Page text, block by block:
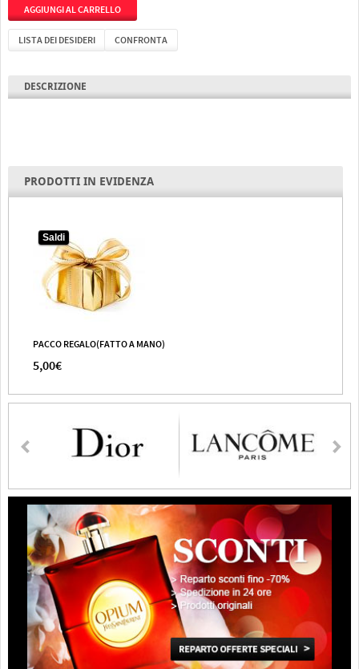
LISTA DEI DESIDERI CONFRONTA
DESCRIZIONE
PRODOTTI IN EVIDENZA
Saldi
PACCO REGALO(FATTO A MANO)
5,00€